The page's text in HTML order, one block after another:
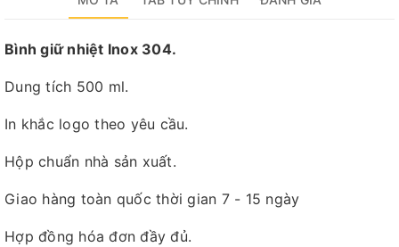
Bình giữ nhiệt Inox 304.
Dung tích 500 ml.
In khắc logo theo yêu cầu.
Hộp chuẩn nhà sản xuất.
Giao hàng toàn quốc thời gian 7 - 15 ngày
Hợp đồng hóa đơn đầy đủ.